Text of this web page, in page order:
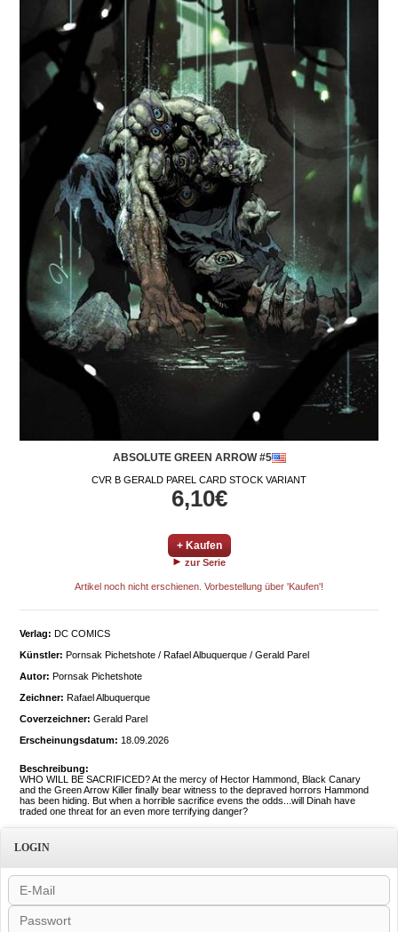
ABSOLUTE GREEN ARROW #5
CVR B GERALD PAREL CARD STOCK VARIANT
6,10€
+ Kaufen
zur Serie
Artikel noch nicht erschienen. Vorbestellung über 'Kaufen'!
Verlag: DC COMICS
Künstler: Pornsak Pichetshote / Rafael Albuquerque / Gerald Parel
Autor: Pornsak Pichetshote
Zeichner: Rafael Albuquerque
Coverzeichner: Gerald Parel
Erscheinungsdatum: 18.09.2026
Beschreibung:
WHO WILL BE SACRIFICED? At the mercy of Hector Hammond, Black Canary
and the Green Arrow Killer finally bear witness to the depraved horrors Hammond
has been hiding. But when a horrible sacrifice evens the odds...will Dinah have
traded one threat for an even more terrifying danger?
LOGIN